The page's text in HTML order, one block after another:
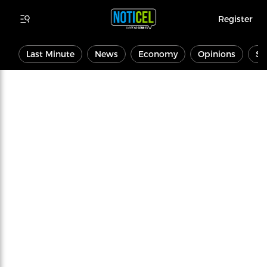
Register
Last Minute News Economy Opinions